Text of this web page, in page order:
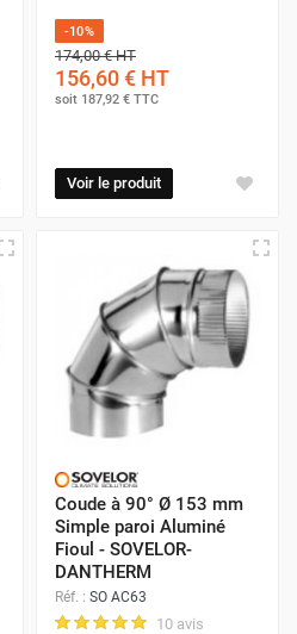
-10%
174,00 €HT
156,60 € HT
soit 187,92 € TTC
Voir le produit
Coude à 90° Ø 153 mm
Simple paroi Aluminé
Fioul - SOVELOR-
DANTHERM
Réf. : SO AC63
10 avis